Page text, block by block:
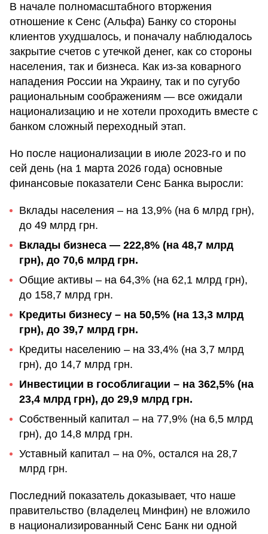
В начале полномасштабного вторжения
отношение к Сенс (Альфа) Банку со стороны
клиентов ухудшалось, и поначалу наблюдалось
закрытие счетов с утечкой денег, как со стороны
населения, так и бизнеса. Как из-за коварного
нападения России на Украину, так и по сугубо
рациональным соображениям — все ожидали
национализацию и не хотели проходить вместе с
банком сложный переходный этап.
Но после национализации в июле 2023-го и по
сей день (на 1 марта 2026 года) основные
финансовые показатели Сенс Банка выросли:
Вклады населения – на 13,9% (на 6 млрд грн),
до 49 млрд грн.
Вклады бизнеса — 222,8% (на 48,7 млрд
грн), до 70,6 млрд грн.
Общие активы – на 64,3% (на 62,1 млрд грн),
до 158,7 млрд грн.
Кредиты бизнесу – на 50,5% (на 13,3 млрд
грн), до 39,7 млрд грн.
Кредиты населению – на 33,4% (на 3,7 млрд
грн), до 14,7 млрд грн.
Инвестиции в гособлигации – на 362,5% (на
23,4 млрд грн), до 29,9 млрд грн.
Собственный капитал – на 77,9% (на 6,5 млрд
грн), до 14,8 млрд грн.
Уставный капитал – на 0%, остался на 28,7
млрд грн.
Последний показатель доказывает, что наше
правительство (владелец Минфин) не вложило
в национализированный Сенс Банк ни одной